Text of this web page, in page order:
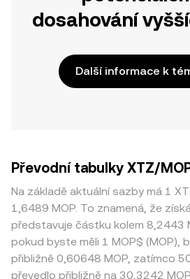
dosahování
Další informace k
Převodní tabulky XTZ/
Na základě aktuální sazby má 1
1,6489 MOP. To znamená, že
představuje částku kolem 8,2443
pokud byste měli 1 MOP$ (MOP),
přibližně 0,60648 MOP, zatímco
převedlo přibližně na 30,3242